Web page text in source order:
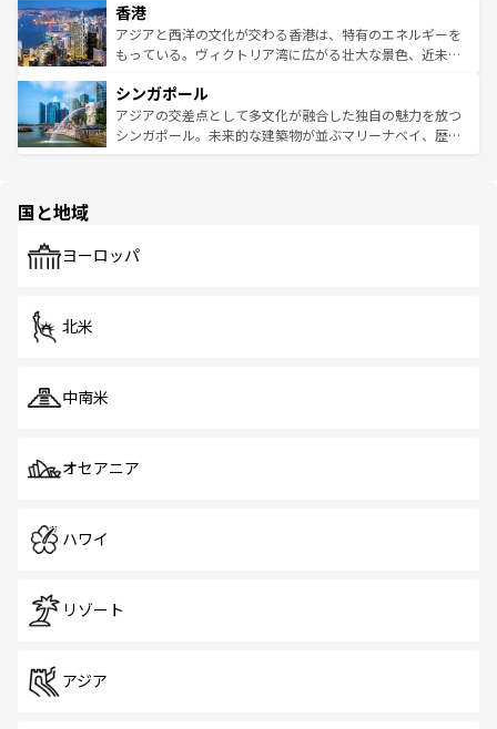
とつ。フォーやバインミー、ベトナムコーヒーなどは、ぜ
ひ現地で味わいたい。どの地域を訪れてもあたたかい人々
が旅行者を迎えてくれるので、きっと忘れられない旅にな
参照してほしい。
の活気が交差している。北部ではチェンマイなどの山岳地
帯で自然と触れ合い、南部ではプーケットやクラビの美し
いビーチでリゾート気分を楽しむことができる。タイ料理
激する。気候は一年中温暖で、どの季節にも異なる楽しみ
が待っている。親しみやすいタイの人々、仏教を中心とし
た文化、そして多様な観光資源が、訪れる旅人を魅了し続
香港
アジアと西洋の文化が交わる香港は、特有のエネルギーを
もっている。ヴィクトリア湾に広がる壮大な景色、近未来
み、どこを訪れても感動するはず。観光スポットが密集し
ており、効率よく見どころを回れるのも魅力。息をのむよ
うな絶景から文化的な体験まで、香港を存分に楽しみ尽く
シンガポール
アジアの交差点として多文化が融合した独自の魅力を放つ
シンガポール。未来的な建築物が並ぶマリーナベイ、歴史
で、ホーカーズは地元の風情を楽しめる外せないスポット
国と地域
ヨーロッパ
北米
中南米
オセアニア
ハワイ
リゾート
アジア